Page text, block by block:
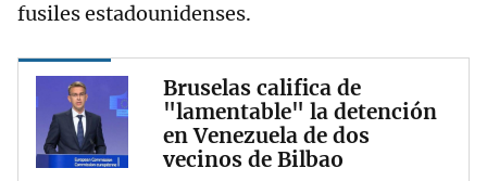
fusiles estadounidenses.
Bruselas califica de
"lamentable" la detención
en Venezuela de dos
vecinos de Bilbao